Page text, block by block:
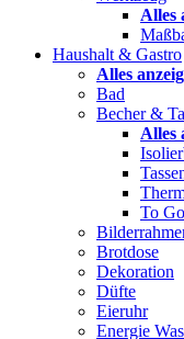
Alles
Haushalt & Gastro
Alles
Bad
Becher &
Alles
To
Brotdose
Dekoration
Düfte
Eieruhr
Energie